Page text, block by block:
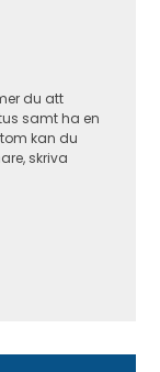
du att
samt ha en
kan du
skriva